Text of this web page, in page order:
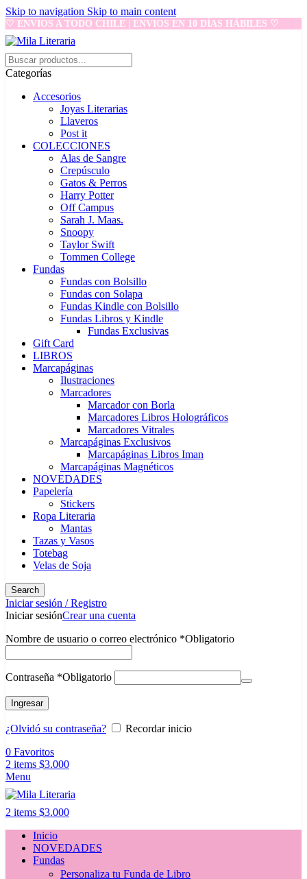
Skip to navigation Skip to main content
♡ ENVIOS A TODO CHILE | ENVIOS EN 10 DÍAS HÁBILES ♡
Categorías
Accesorios
Joyas Literarias
Llaveros
Post it
COLECCIONES
Alas de Sangre
Crepúsculo
Gatos & Perros
Harry Potter
Off Campus
Sarah J. Maas.
Snoopy
Taylor Swift
Tommen College
Fundas
Fundas con Bolsillo
Fundas con Solapa
Fundas Kindle con Bolsillo
Fundas Libros y Kindle
Fundas Exclusivas
Gift Card
LIBROS
Marcapáginas
Ilustraciones
Marcadores
Marcador con Borla
Marcadores Libros Holográficos
Marcadores Vitrales
Marcapáginas Exclusivos
Marcapáginas Libros Iman
Marcapáginas Magnéticos
NOVEDADES
Papelería
Stickers
Ropa Literaria
Mantas
Tazas y Vasos
Totebag
Velas de Soja
Search
Iniciar sesión / Registro
Iniciar sesiónCrear una cuenta
Nombre de usuario o correo electrónico *Obligatorio
Contraseña *Obligatorio
Ingresar
¿Olvidó su contraseña?
Recordar inicio
0 Favoritos
2 items $3.000
Menu
2 items $3.000
Inicio
NOVEDADES
Fundas
Personaliza tu Funda de Libro